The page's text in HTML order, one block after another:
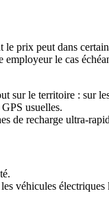
prix peut dans
employeur le cas
sur le territoire : sur
usuelles.
de recharge ultra-
véhicules